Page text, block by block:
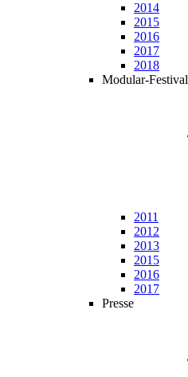
2014
2015
2016
2017
2018
Modular-Festival
2011
2012
2013
2015
2016
2017
Presse